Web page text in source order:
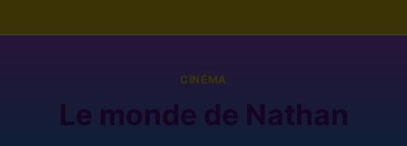
CINÉMA
Le monde de Nathan